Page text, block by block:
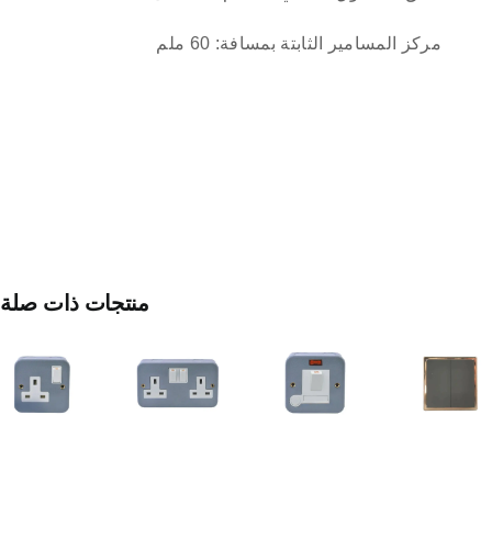
مركز المسامير الثابتة بمسافة: 60 ملم
منتجات ذات صلة
مفتاح
المعدني
المغلق
مزدوج